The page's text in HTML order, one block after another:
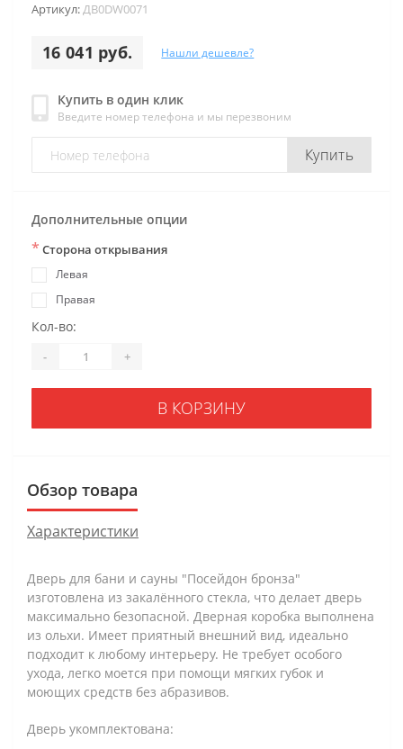
Артикул:ДB0DW0071
16 041 руб. Нашли дешевле?
Купить в один клик
Введите номер телефона и мы перезвоним
Купить
Дополнительные опции
* Сторона открывания
Левая
Правая
Кол-во:
- +
В КОРЗИНУ
Обзор товара
Характеристики
Дверь для бани и сауны "Посейдон бронза"
изготовлена из закалённого стекла, что делает дверь
максимально безопасной. Дверная коробка выполнена
из ольхи. Имеет приятный внешний вид, идеально
подходит к любому интерьеру. Не требует особого
ухода, легко моется при помощи мягких губок и
моющих средств без абразивов.
Дверь укомплектована: